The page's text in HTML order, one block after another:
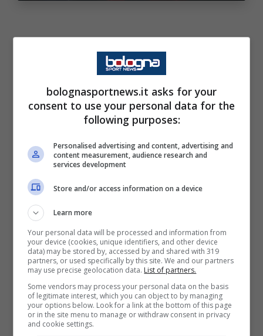
Entrato per dare una mano in attacco, i suoi
circa 20 minuti sono stati giocati
praticamente un fantasma. Poco presente,
poco propositivo e soprattutto ha commesso
perfettamente la scarsa qualità della
prestazione da subentrato di Dallinga:
Tocchi totali:8 (media di un tocco
ogni 2 minuti).
Tiri totali:0 (nessuna conclusione
verso lo specchio di Motta).
bolognasportnews.it asks for your
consent to use your personal data for the
following purposes:
Personalised advertising and content, advertising and
content measurement, audience research and
services development
Store and/or access information on a device
Learn more
Your personal data will be processed and information from
your device (cookies, unique identifiers, and other device
data) may be stored by, accessed by and shared with 319
partners, or used specifically by this site. We and our partners
may use precise geolocation data. List of partners.
Some vendors may process your personal data on the basis
of legitimate interest, which you can object to by managing
your options below. Look for a link at the bottom of this page
or in the site menu to manage or withdraw consent in privacy
and cookie settings.